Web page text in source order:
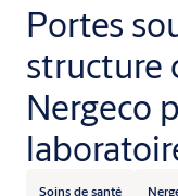
Portes
structure
Nergeco
Soins de santé